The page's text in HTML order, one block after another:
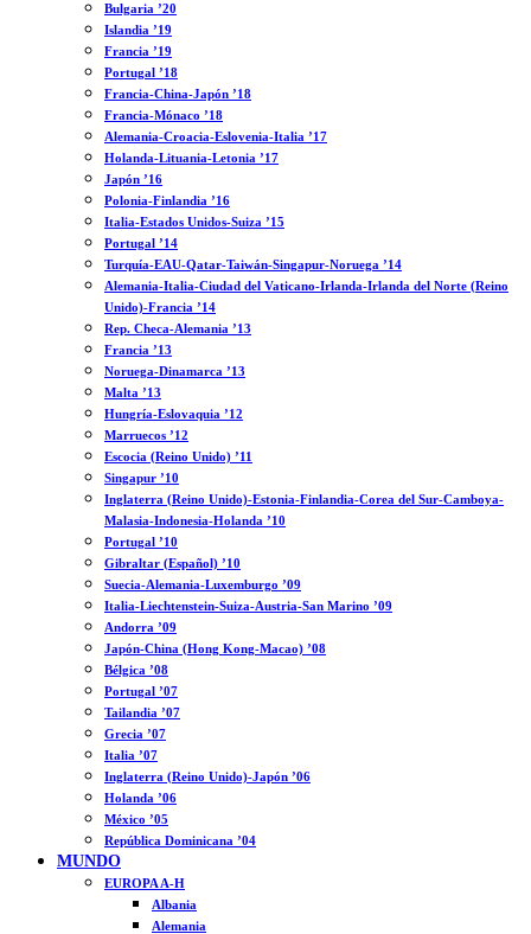
Bulgaria ’20
Islandia ’19
Francia ’19
Portugal ’18
Francia-China-Japón ’18
Francia-Mónaco ’18
Alemania-Croacia-Eslovenia-Italia ’17
Holanda-Lituania-Letonia ’17
Japón ’16
Polonia-Finlandia ’16
Italia-Estados Unidos-Suiza ’15
Portugal ’14
Turquía-EAU-Qatar-Taiwán-Singapur-Noruega ’14
Alemania-Italia-Ciudad del Vaticano-Irlanda-Irlanda del Norte (Reino
Unido)-Francia ’14
Rep. Checa-Alemania ’13
Francia ’13
Noruega-Dinamarca ’13
Malta ’13
Hungría-Eslovaquia ’12
Marruecos ’12
Escocia (Reino Unido) ’11
Singapur ’10
Inglaterra (Reino Unido)-Estonia-Finlandia-Corea del Sur-Camboya-
Malasia-Indonesia-Holanda ’10
Portugal ’10
Gibraltar (Español) ’10
Suecia-Alemania-Luxemburgo ’09
Italia-Liechtenstein-Suiza-Austria-San Marino ’09
Andorra ’09
Japón-China (Hong Kong-Macao) ’08
Bélgica ’08
Portugal ’07
Tailandia ’07
Grecia ’07
Italia ’07
Inglaterra (Reino Unido)-Japón ’06
Holanda ’06
México ’05
República Dominicana ’04
MUNDO
EUROPA A-H
Albania
Alemania